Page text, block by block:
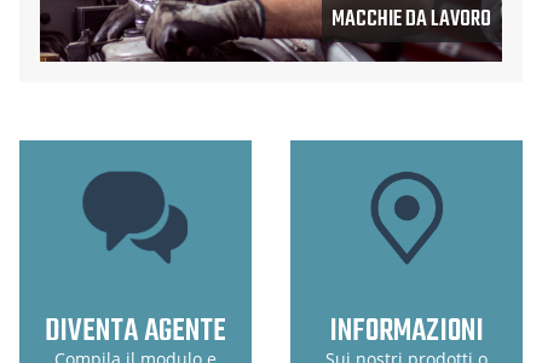
MACCHIE DA LAVORO
DIVENTA AGENTE INFORMAZIONI